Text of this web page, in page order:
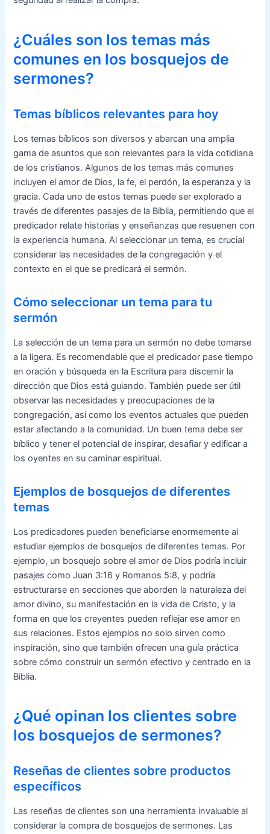
¿Cuáles son los temas más
comunes en los bosquejos de
sermones?
Temas bíblicos relevantes para hoy
Los temas bíblicos son diversos y abarcan una amplia
gama de asuntos que son relevantes para la vida cotidiana
de los cristianos. Algunos de los temas más comunes
incluyen el amor de Dios, la fe, el perdón, la esperanza y la
gracia. Cada uno de estos temas puede ser explorado a
través de diferentes pasajes de la Biblia, permitiendo que el
predicador relate historias y enseñanzas que resuenen con
la experiencia humana. Al seleccionar un tema, es crucial
considerar las necesidades de la congregación y el
contexto en el que se predicará el sermón.
Cómo seleccionar un tema para tu
sermón
La selección de un tema para un sermón no debe tomarse
a la ligera. Es recomendable que el predicador pase tiempo
en oración y búsqueda en la Escritura para discernir la
dirección que Dios está guiando. También puede ser útil
observar las necesidades y preocupaciones de la
congregación, así como los eventos actuales que pueden
estar afectando a la comunidad. Un buen tema debe ser
bíblico y tener el potencial de inspirar, desafiar y edificar a
los oyentes en su caminar espiritual.
Ejemplos de bosquejos de diferentes
temas
Los predicadores pueden beneficiarse enormemente al
estudiar ejemplos de bosquejos de diferentes temas. Por
ejemplo, un bosquejo sobre el amor de Dios podría incluir
pasajes como Juan 3:16 y Romanos 5:8, y podría
estructurarse en secciones que aborden la naturaleza del
amor divino, su manifestación en la vida de Cristo, y la
forma en que los creyentes pueden reflejar ese amor en
sus relaciones. Estos ejemplos no solo sirven como
inspiración, sino que también ofrecen una guía práctica
sobre cómo construir un sermón efectivo y centrado en la
Biblia.
¿Qué opinan los clientes sobre
los bosquejos de sermones?
Reseñas de clientes sobre productos
específicos
Las reseñas de clientes son una herramienta invaluable al
considerar la compra de bosquejos de sermones. Las